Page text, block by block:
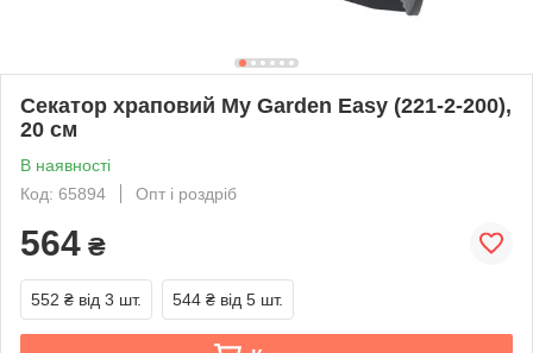
Секатор храповий My Garden Easy (221-2-200),
20 см
В наявності
Код: 65894
Опт і роздріб
564 ₴
552 ₴ від 3 шт. 544 ₴ від 5 шт.